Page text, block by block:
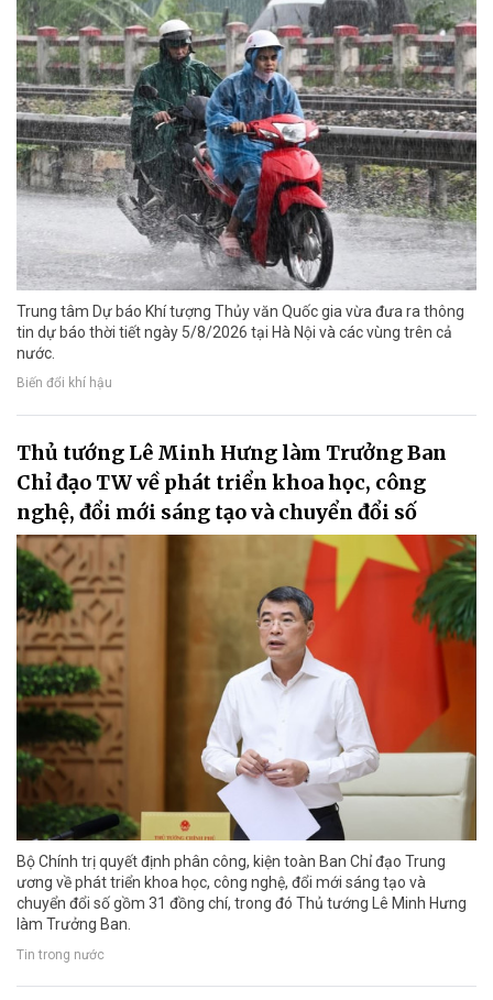
Trung tâm Dự báo Khí tượng Thủy văn Quốc gia vừa đưa ra thông
tin dự báo thời tiết ngày 5/8/2026 tại Hà Nội và các vùng trên cả
nước.
Biến đổi khí hậu
Thủ tướng Lê Minh Hưng làm Trưởng Ban
Chỉ đạo TW về phát triển khoa học, công
nghệ, đổi mới sáng tạo và chuyển đổi số
Bộ Chính trị quyết định phân công, kiện toàn Ban Chỉ đạo Trung
ương về phát triển khoa học, công nghệ, đổi mới sáng tạo và
chuyển đổi số gồm 31 đồng chí, trong đó Thủ tướng Lê Minh Hưng
làm Trưởng Ban.
Tin trong nước